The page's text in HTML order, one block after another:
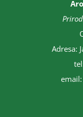
Adresa:
email: